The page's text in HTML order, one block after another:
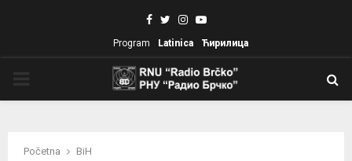
Facebook
TwitterInstagram
Youtube
Program Latinica Ћирилица
Početna
BiH